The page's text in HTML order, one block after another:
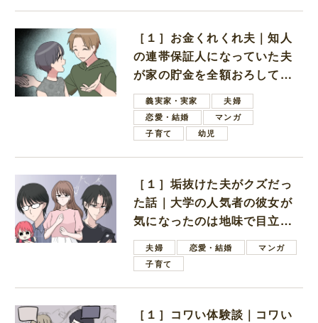
［１］お金くれくれ夫｜知人
の連帯保証人になっていた夫
が家の貯金を全額おろしてほ
しいと言ってきた
義実家・実家
夫婦
恋愛・結婚
マンガ
子育て
幼児
［１］垢抜けた夫がクズだっ
た話｜大学の人気者の彼女が
気になったのは地味で目立た
ない男子学生
夫婦 恋愛・結婚
マンガ
子育て
［１］コワい体験談｜コワい